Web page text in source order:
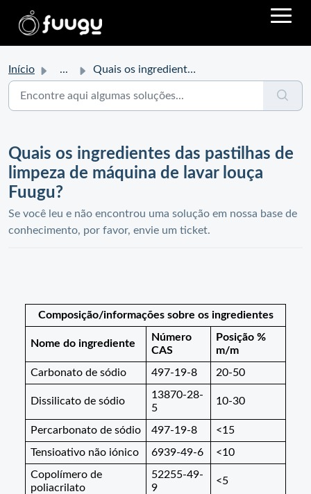
Início ... Quais os ingredientes das pastilhas de limpeza de máquina...
Quais os ingredientes das pastilhas de
limpeza de máquina de lavar louça
Fuugu?
Se você leu e não encontrou uma solução em nossa base de
conhecimento, por favor, envie um ticket.
Composição/informações sobre os ingredientes
Nome do ingrediente
Número
CAS
Posição %
m/m
Carbonato de sódio
497-19-8 20-50
Dissilicato de sódio
13870-28-
5
10-30
Percarbonato de sódio 497-19-8
<15
Tensioativo não iónico
6939-49-6
<10
Copolímero de
poliacrilato
52255-49-
9
<5